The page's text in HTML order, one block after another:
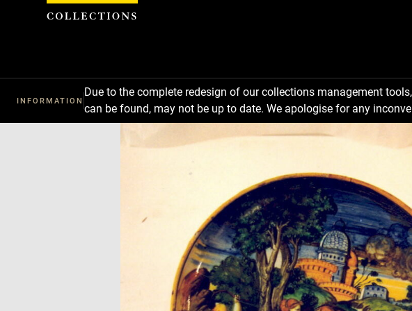
INFORMATION
Due to the complete redesign of our collections management
can be found, may not be up to date. We apologise for any
Cookies management panel